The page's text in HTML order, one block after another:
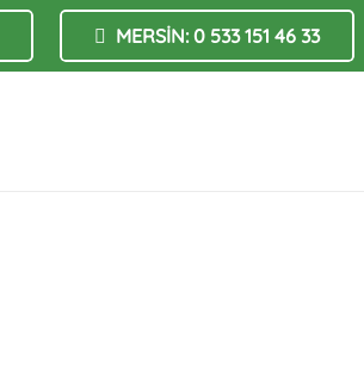
MERSİN: 0 533 151 46 33